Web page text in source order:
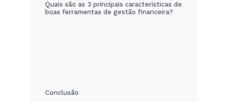
Quais são as 3 principais características de
boas ferramentas de gestão financeira?
Conclusão